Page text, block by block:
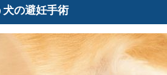
の避妊手術